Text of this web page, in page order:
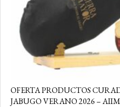
OFERTA PRODUCTOS
JABUGO VERANO 2026 – AIIM